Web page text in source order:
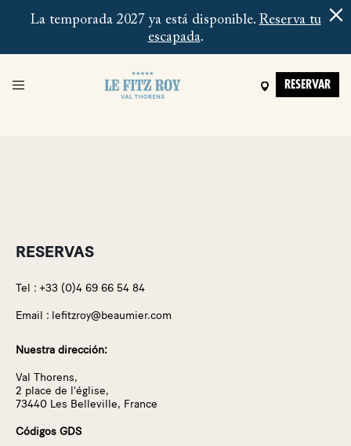
La temporada 2027 ya está disponible. Reserva tu
escapada.
RESERVAR
@using
Umbraco.Cms.Web.Common.PublishedModels;
RESERVAS
Tel : +33 (0)4 69 66 54 84
Email : lefitzroy@beaumier.com
Nuestra dirección:
Val Thorens,
2 place de l'église,
73440 Les Belleville, France
Códigos GDS